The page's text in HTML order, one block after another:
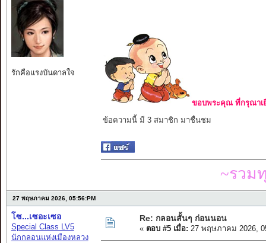
รักคือแรงบันดาลใจ
ขอบพระคุณ ที่กรุณาเ
ข้อความนี้ มี 3 สมาชิก มาชื่นชม
~รวม
27 พฤษภาคม 2026, 05:56:PM
โซ...เซอะเซอ
Special Class LV5
นักกลอนแห่งเมืองหลวง
Re: กลอนสั้นๆ ก่อนนอน
« ตอบ #5 เมื่อ: 27 พฤษภาคม 2026,